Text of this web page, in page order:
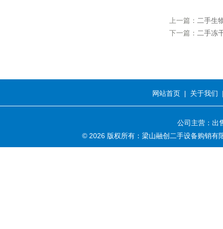
上一篇： 二手生
下一篇： 二手冻
网站首页 | 关于我们
公司主营：出
© 2026 版权所有：梁山融创二手设备购销